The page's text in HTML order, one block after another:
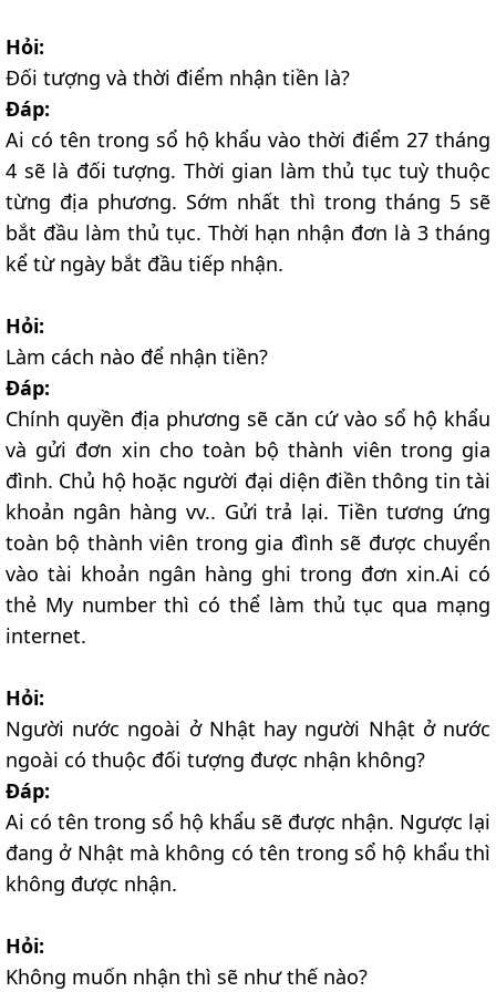
Hỏi:
Đối tượng và thời điểm nhận tiền là?
Đáp:
Ai có tên trong sổ hộ khẩu vào thời điểm 27 tháng
4 sẽ là đối tượng. Thời gian làm thủ tục tuỳ thuộc
từng địa phương. Sớm nhất thì trong tháng 5 sẽ
bắt đầu làm thủ tục. Thời hạn nhận đơn là 3 tháng
kể từ ngày bắt đầu tiếp nhận.
Hỏi:
Làm cách nào để nhận tiền?
Đáp:
Chính quyền địa phương sẽ căn cứ vào sổ hộ khẩu
và gửi đơn xin cho toàn bộ thành viên trong gia
đình. Chủ hộ hoặc người đại diện điền thông tin tài
khoản ngân hàng vv.. Gửi trả lại. Tiền tương ứng
toàn bộ thành viên trong gia đình sẽ được chuyển
vào tài khoản ngân hàng ghi trong đơn xin.Ai có
thẻ My number thì có thể làm thủ tục qua mạng
internet.
Hỏi:
Người nước ngoài ở Nhật hay người Nhật ở nước
ngoài có thuộc đối tượng được nhận không?
Đáp:
Ai có tên trong sổ hộ khẩu sẽ được nhận. Ngược lại
đang ở Nhật mà không có tên trong sổ hộ khẩu thì
không được nhận.
Hỏi:
Không muốn nhận thì sẽ như thế nào?